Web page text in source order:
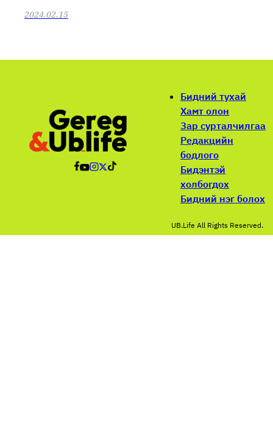
2024.02.15
Бидний тухай
Хамт олон
Зар сурталчилгаа
Редакцийн
бодлого
Бидэнтэй
холбогдох
Бидний нэг болох
UB.Life All Rights Reserved.